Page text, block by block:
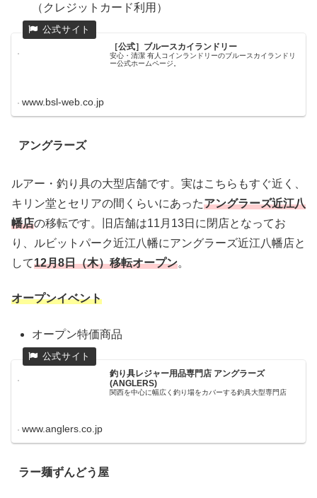
（クレジットカード利用）
［公式］ブルースカイランドリー
安心・清潔 有人コインランドリーのブルースカイランドリ
ー公式ホームページ。
www.bsl-web.co.jp
アングラーズ
ルアー・釣り具の大型店舗です。実はこちらもすぐ近く、
キリン堂とセリアの間くらいにあったアングラーズ近江八
幡店の移転です。旧店舗は11月13日に閉店となってお
り、ルビットパーク近江八幡にアングラーズ近江八幡店と
して12月8日（木）移転オープン。
オープンイベント
オープン特価商品
釣り具レジャー用品専門店 アングラーズ
(ANGLERS)
関西を中心に幅広く釣り場をカバーする釣具大型専門店
www.anglers.co.jp
ラー麺ずんどう屋